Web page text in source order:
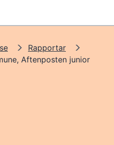
Rapportar
Aftenposten junior